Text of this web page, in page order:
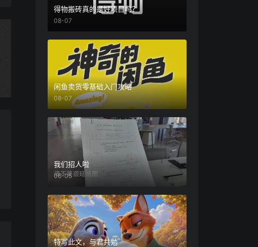
得物搬砖真的是好项目吗？
08-07
闲鱼卖货零基础入门攻略
08-07
我们招人啦
06-05
特写此文，与君共勉